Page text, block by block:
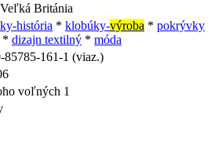
Británia
história * klobúky-výroba * pokrývky
* dizajn textilný * móda
85785-161-1 (viaz.)
voľných 1